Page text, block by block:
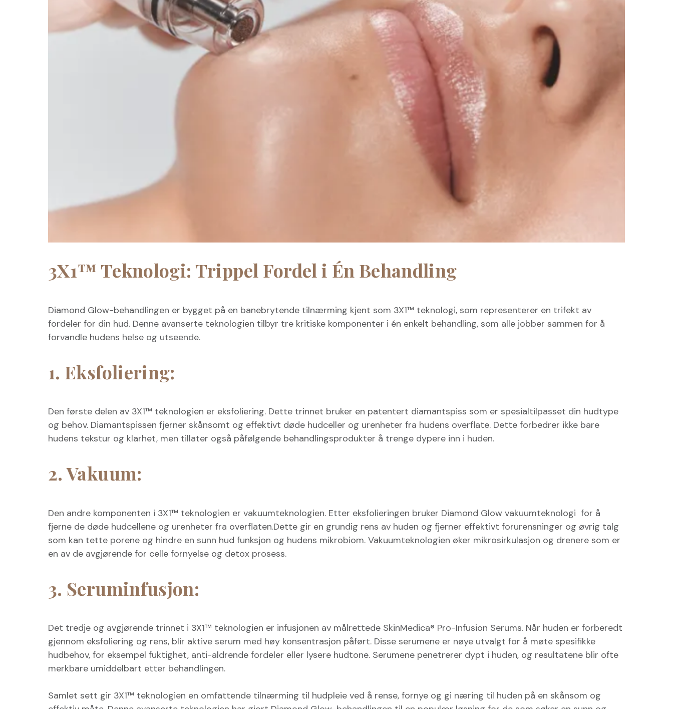
3X1™ Teknologi: Trippel Fordel i Én Behandling
Diamond Glow-behandlingen er bygget på en banebrytende tilnærming kjent som 3X1™ teknologi, som representerer en trifekt av
fordeler for din hud. Denne avanserte teknologien tilbyr tre kritiske komponenter i én enkelt behandling, som alle jobber sammen for å
forvandle hudens helse og utseende.
1. Eksfoliering:
Den første delen av 3X1™ teknologien er eksfoliering. Dette trinnet bruker en patentert diamantspiss som er spesialtilpasset din hudtype
og behov. Diamantspissen fjerner skånsomt og effektivt døde hudceller og urenheter fra hudens overflate. Dette forbedrer ikke bare
hudens tekstur og klarhet, men tillater også påfølgende behandlingsprodukter å trenge dypere inn i huden.
2. Vakuum:
Den andre komponenten i 3X1™ teknologien er vakuumteknologien. Etter eksfolieringen bruker Diamond Glow vakuumteknologi for å
fjerne de døde hudcellene og urenheter fra overflaten.Dette gir en grundig rens av huden og fjerner effektivt forurensninger og øvrig talg
som kan tette porene og hindre en sunn hud funksjon og hudens mikrobiom. Vakuumteknologien øker mikrosirkulasjon og drenere som er
en av de avgjørende for celle fornyelse og detox prosess.
3. Seruminfusjon:
Det tredje og avgjørende trinnet i 3X1™ teknologien er infusjonen av målrettede SkinMedica® Pro-Infusion Serums. Når huden er forberedt
gjennom eksfoliering og rens, blir aktive serum med høy konsentrasjon påført. Disse serumene er nøye utvalgt for å møte spesifikke
hudbehov, for eksempel fuktighet, anti-aldrende fordeler eller lysere hudtone. Serumene penetrerer dypt i huden, og resultatene blir ofte
merkbare umiddelbart etter behandlingen.
Samlet sett gir 3X1™ teknologien en omfattende tilnærming til hudpleie ved å rense, fornye og gi næring til huden på en skånsom og